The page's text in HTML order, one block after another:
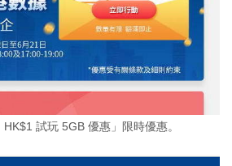
HK$1 試玩 5GB 優惠」限時優惠。